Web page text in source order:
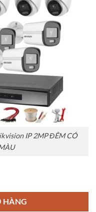
IP 2MP ĐÊM CÓ
HÀNG